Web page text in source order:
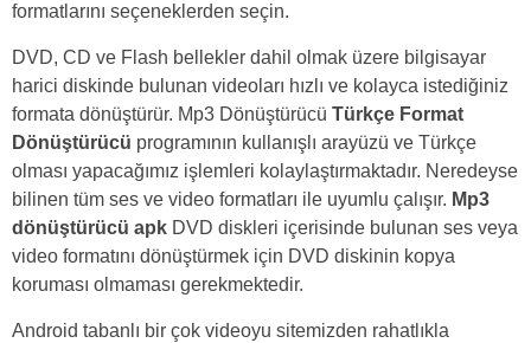
formatlarını seçeneklerden seçin.
DVD, CD ve Flash bellekler dahil olmak üzere bilgisayar
harici diskinde bulunan videoları hızlı ve kolayca istediğiniz
formata dönüştürür. Mp3 Dönüştürücü Türkçe Format
Dönüştürücü programının kullanışlı arayüzü ve Türkçe
olması yapacağımız işlemleri kolaylaştırmaktadır. Neredeyse
bilinen tüm ses ve video formatları ile uyumlu çalışır. Mp3
dönüştürücü apk DVD diskleri içerisinde bulunan ses veya
video formatını dönüştürmek için DVD diskinin kopya
koruması olmaması gerekmektedir.
Android tabanlı bir çok videoyu sitemizden rahatlıkla